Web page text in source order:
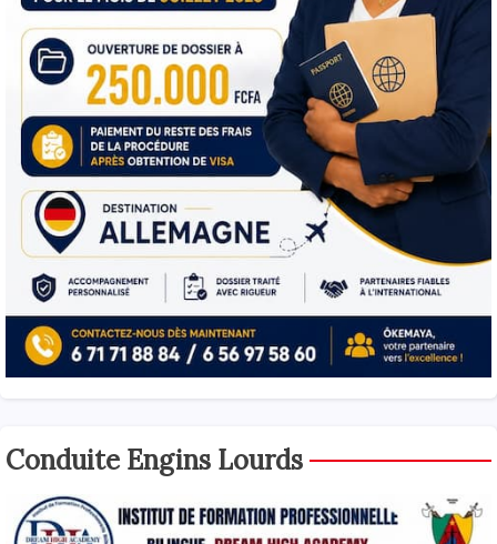
Conduite Engins Lourds